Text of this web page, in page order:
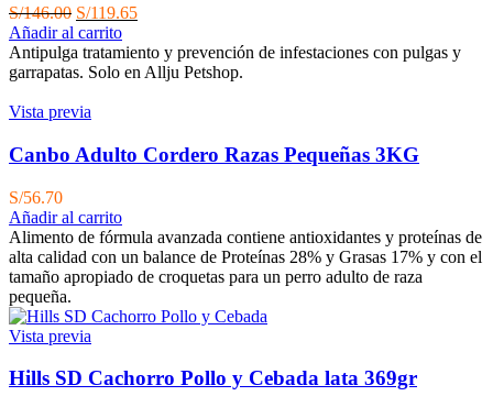
S/146.00 El
precio
original
era:
S/119.65El
actual
es:
Añadir al carrito
Antipulga tratamiento y prevención de infestaciones con pulgas y
garrapatas. Solo en Allju Petshop.
Vista previa
Canbo Adulto Cordero Razas Pequeñas 3KG
S/56.70
Añadir al carrito
Alimento de fórmula avanzada contiene antioxidantes y proteínas de
alta calidad con un balance de Proteínas 28% y Grasas 17% y con el
tamaño apropiado de croquetas para un perro adulto de raza
pequeña.
Vista previa
Hills SD Cachorro Pollo y Cebada lata 369gr